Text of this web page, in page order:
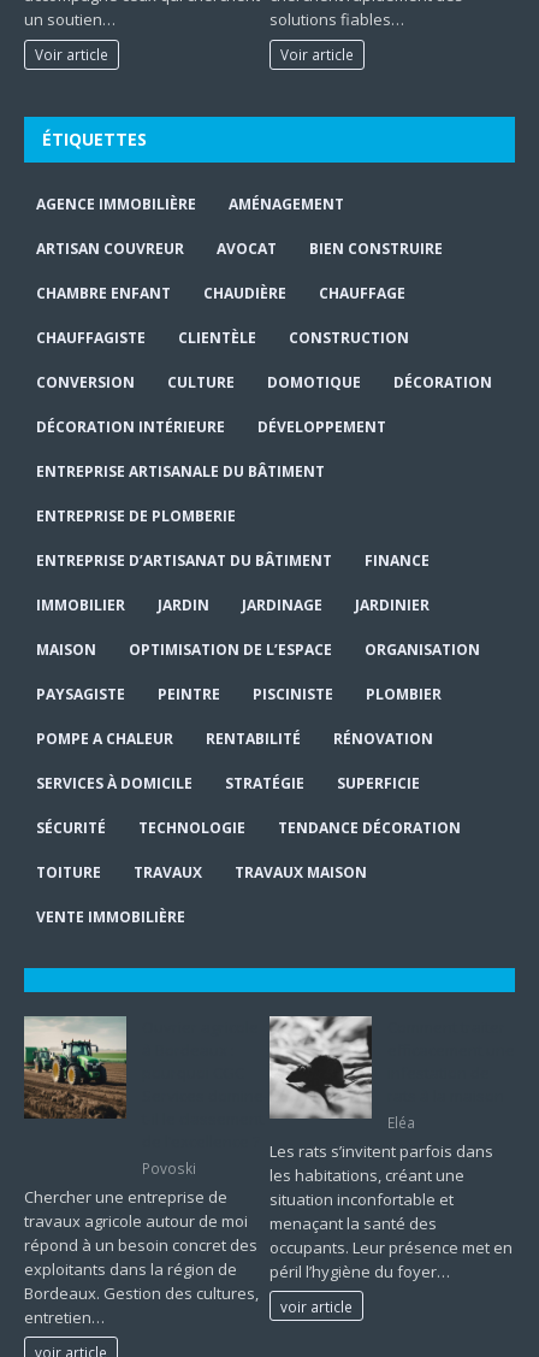
un soutien…
Voir article
solutions fiables…
Voir article
ÉTIQUETTES
AGENCE IMMOBILIÈRE AMÉNAGEMENT
ARTISAN COUVREUR AVOCAT BIEN CONSTRUIRE
CHAMBRE ENFANT CHAUDIÈRE CHAUFFAGE
CHAUFFAGISTE CLIENTÈLE CONSTRUCTION
CONVERSION CULTURE DOMOTIQUE DÉCORATION
DÉCORATION INTÉRIEURE DÉVELOPPEMENT
ENTREPRISE ARTISANALE DU BÂTIMENT
ENTREPRISE DE PLOMBERIE
ENTREPRISE D’ARTISANAT DU BÂTIMENT FINANCE
IMMOBILIER JARDIN JARDINAGE JARDINIER
MAISON OPTIMISATION DE L’ESPACE ORGANISATION
PAYSAGISTE PEINTRE PISCINISTE PLOMBIER
POMPE A CHALEUR RENTABILITÉ RÉNOVATION
SERVICES À DOMICILE STRATÉGIE SUPERFICIE
SÉCURITÉ TECHNOLOGIE TENDANCE DÉCORATION
TOITURE TRAVAUX TRAVAUX MAISON
VENTE IMMOBILIÈRE
Povoski
Chercher une entreprise de
travaux agricole autour de moi
répond à un besoin concret des
exploitants dans la région de
Bordeaux. Gestion des cultures,
entretien…
voir article
Eléa
Les rats s’invitent parfois dans
les habitations, créant une
situation inconfortable et
menaçant la santé des
occupants. Leur présence met en
péril l’hygiène du foyer…
voir article